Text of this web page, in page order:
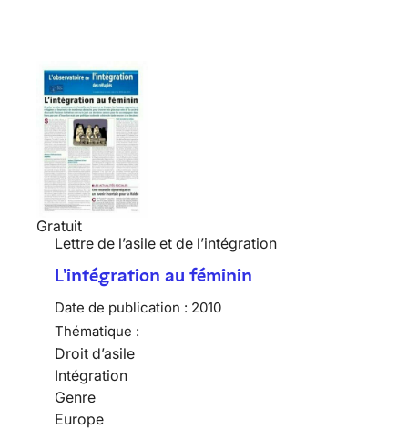
Gratuit
Lettre de l’asile et de l’intégration
L'intégration au féminin
Date de publication : 2010
Thématique :
Droit d’asile
Intégration
Genre
Europe